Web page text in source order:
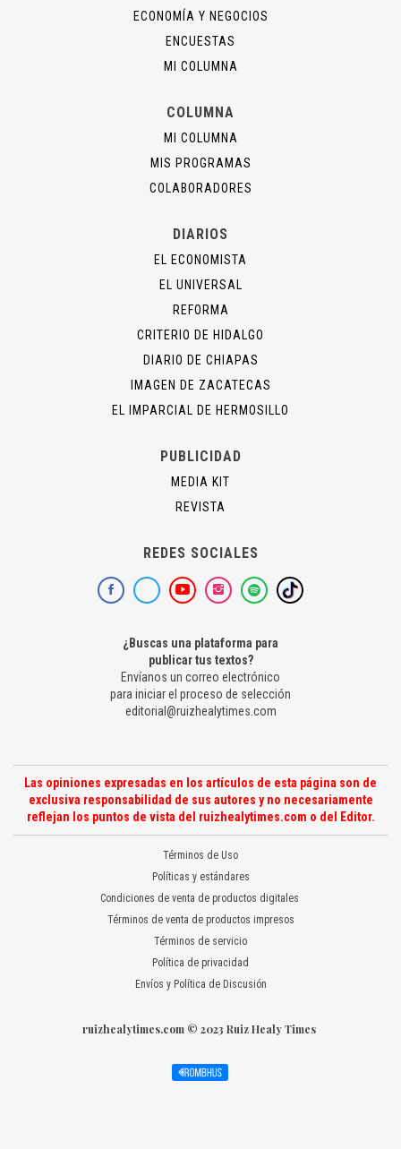
ECONOMÍA Y NEGOCIOS
ENCUESTAS
MI COLUMNA
COLUMNA
MI COLUMNA
MIS PROGRAMAS
COLABORADORES
DIARIOS
EL ECONOMISTA
EL UNIVERSAL
REFORMA
CRITERIO DE HIDALGO
DIARIO DE CHIAPAS
IMAGEN DE ZACATECAS
EL IMPARCIAL DE HERMOSILLO
PUBLICIDAD
MEDIA KIT
REVISTA
REDES SOCIALES
¿Buscas una plataforma para
publicar tus textos?
Envíanos un correo electrónico
para iniciar el proceso de selección
editorial@ruizhealytimes.com
Las opiniones expresadas en los artículos de esta página son de
exclusiva responsabilidad de sus autores y no necesariamente
reflejan los puntos de vista del ruizhealytimes.com o del Editor.
Términos de Uso
Políticas y estándares
Condiciones de venta de productos digitales
Términos de venta de productos impresos
Términos de servicio
Política de privacidad
Envíos y Política de Discusión
ruizhealytimes.com © 2023 Ruiz Healy Times